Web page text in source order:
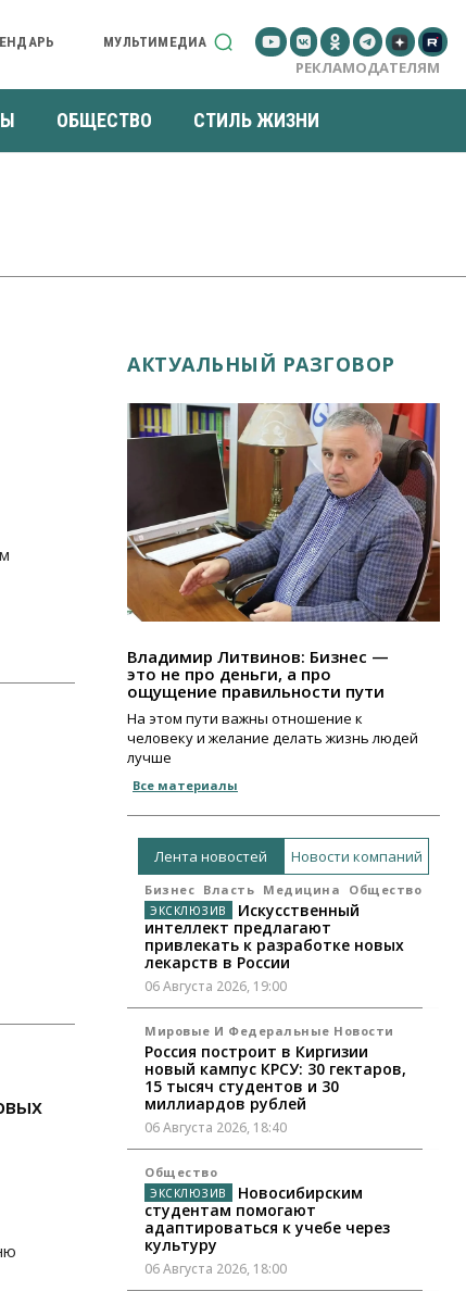
МУЛЬТИМЕДИА
РЕКЛАМОДАТЕЛЯМ
ОБЩЕСТВО СТИЛЬ ЖИЗНИ
АКТУАЛЬНЫЙ РАЗГОВОР
Владимир Литвинов: Бизнес —
это не про деньги, а про
ощущение правильности пути
На этом пути важны отношение к
человеку и желание делать жизнь людей
лучше
Все материалы
Лента новостей Новости компаний
Бизнес Власть Медицина Общество
Искусственный
интеллект предлагают
привлекать к разработке новых
лекарств в России
06 Августа 2026, 19:00
Мировые И Федеральные Новости
Россия построит в Киргизии
новый кампус КРСУ: 30 гектаров,
15 тысяч студентов и 30
миллиардов рублей
06 Августа 2026, 18:40
Общество
Новосибирским
студентам помогают
адаптироваться к учебе через
культуру
06 Августа 2026, 18:00